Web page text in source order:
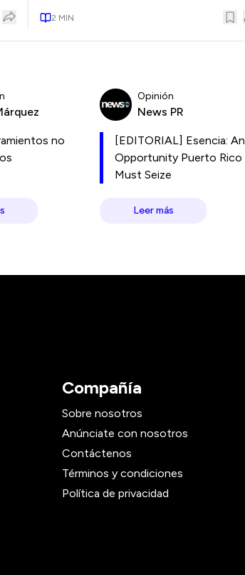
2 MIN
no
Opinión
News PR
[EDITORIAL] Esencia: An
Opportunity Puerto Rico
Must Seize
Leer más
Compañía
Sobre nosotros
Anúnciate con nosotros
Contáctenos
Términos y condiciones
Política de privacidad